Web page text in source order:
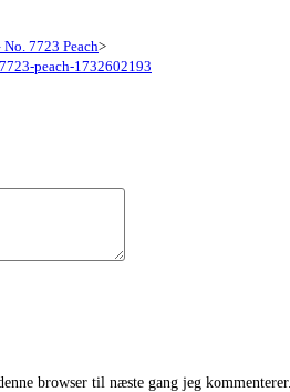
7723 Peach>
peach-1732602193
browser til næste gang jeg kommenterer.